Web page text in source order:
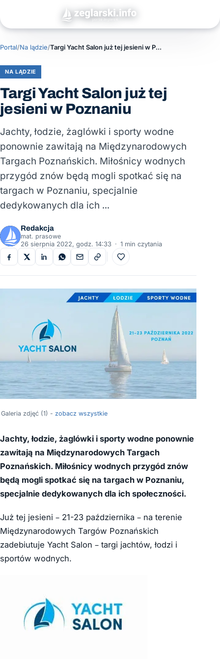
Portal/Na lądzie/ Targi Yacht Salon już tej jesieni w Poznaniu
NA LĄDZIE
Targi Yacht Salon już tej
jesieni w Poznaniu
Jachty, łodzie, żaglówki i sporty wodne
ponownie zawitają na Międzynarodowych
Targach Poznańskich. Miłośnicy wodnych
przygód znów będą mogli spotkać się na
targach w Poznaniu, specjalnie
dedykowanych dla ich …
Redakcja
mat. prasowe
26 sierpnia 2022, godz. 14:33 · 1 min czytania
Do ulubionych
Galeria zdjęć (1) - zobacz wszystkie
Jachty, łodzie, żaglówki i sporty wodne ponownie
zawitają na Międzynarodowych Targach
Poznańskich. Miłośnicy wodnych przygód znów
będą mogli spotkać się na targach w Poznaniu,
specjalnie dedykowanych dla ich społeczności.
Już tej jesieni – 21-23 października – na terenie
Międzynarodowych Targów Poznańskich
zadebiutuje Yacht Salon – targi jachtów, łodzi i
sportów wodnych.